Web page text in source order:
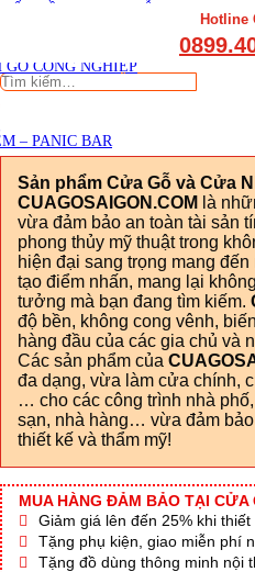
GỖ CÔNG NGHIỆP
– PANIC BAR
Hotline
Tìm
Sản phẩm Cửa Gỗ và Cửa
CUAGOSAIGON.COM là
vừa đảm bảo an toàn tài sản
phong thủy mỹ thuật trong
hiện đại sang trọng mang
tạo điểm nhấn, mang lại
tưởng mà bạn đang tìm kiếm.
độ bền, không cong vênh,
hàng đầu của các gia chủ và
Các sản phẩm của
đa dạng, vừa làm cửa chính,
… cho các công trình nhà
sạn, nhà hàng… vừa đảm
thiết kế và thẩm mỹ!
MUA HÀNG ĐẢM BẢO TẠI CỬA
Giảm giá lên đến 25% khi thiết
Tặng phụ kiện, giao miễn phí
Tặng đồ dùng thông minh nội